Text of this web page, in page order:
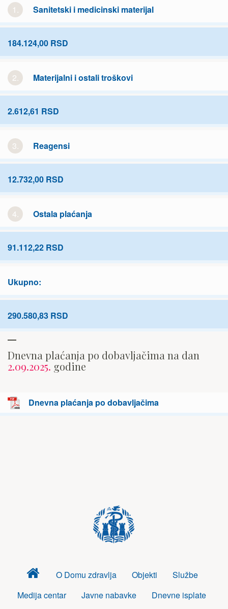
1. Sanitetski i medicinski materijal
184.124,00 RSD
2. Materijalni i ostali troškovi
2.612,61 RSD
3. Reagensi
12.732,00 RSD
4. Ostala plaćanja
91.112,22 RSD
Ukupno:
290.580,83 RSD
Dnevna plaćanja po dobavljačima na dan
2.09.2025. godine
Dnevna plaćanja po dobavljačima
Dom
zdravlja
O Domu zdravlja Objekti
Službe
Medija centar
Javne nabavke
Dnevne isplate